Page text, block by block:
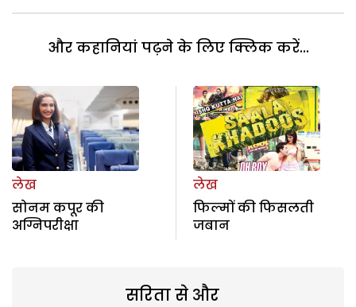
और कहानियां पढ़ने के लिए क्लिक करें...
लेख
सोनम कपूर की
अग्निपरीक्षा
लेख
फिल्मों की फिसलती
जबान
सरिता से और